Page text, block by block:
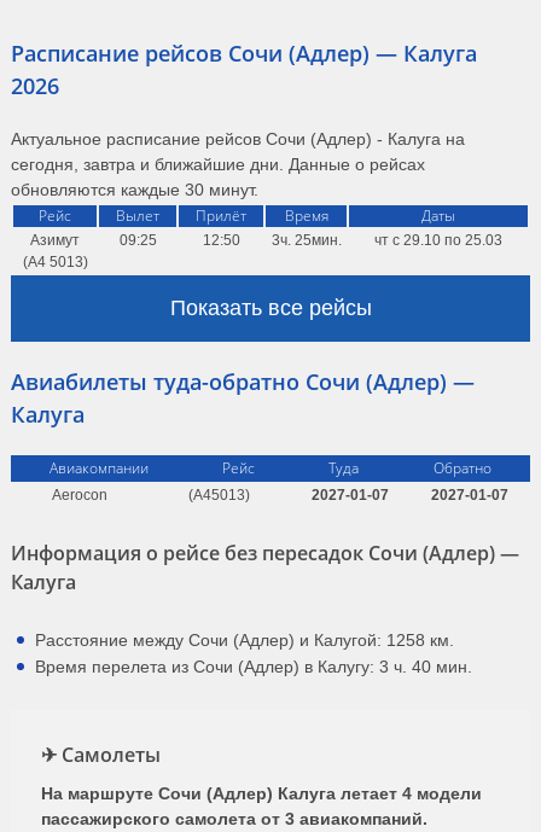
Расписание рейсов Сочи (Адлер) — Калуга
2026
Актуальное расписание рейсов Сочи (Адлер) - Калуга на
сегодня, завтра и ближайшие дни. Данные о рейсах
обновляются каждые 30 минут.
Рейс Вылет Прилёт Время Даты
Азимут
(A4 5013)
09:25 12:50 3ч. 25мин. чт с 29.10 по 25.03
Показать все рейсы
Авиабилеты туда-обратно Сочи (Адлер) —
Калуга
Авиакомпании Рейс Туда Обратно
Aerocon (A45013) 2027-01-07 2027-01-07
Информация о рейсе без пересадок Сочи (Адлер) —
Калуга
Расстояние между Сочи (Адлер) и Калугой: 1258 км.
Время перелета из Сочи (Адлер) в Калугу: 3 ч. 40 мин.
✈ Самолеты
На маршруте Сочи (Адлер) Калуга летает 4 модели
пассажирского самолета от 3 авиакомпаний.